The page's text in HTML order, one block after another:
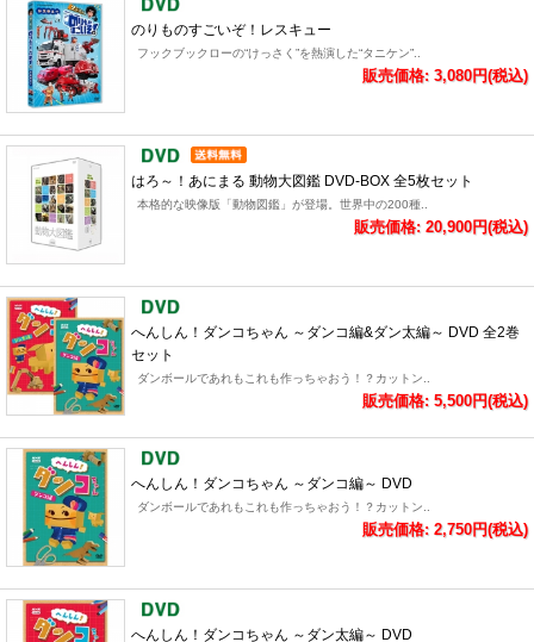
のりものすごいぞ！レスキュー
フックブックローの“けっさく”を熱演した“タニケン”..
販売価格: 3,080円(税込)
はろ～！あにまる 動物大図鑑 DVD-BOX 全5枚セット
本格的な映像版「動物図鑑」が登場。世界中の200種..
販売価格: 20,900円(税込)
へんしん！ダンコちゃん ～ダンコ編&ダン太編～ DVD 全2巻
セット
ダンボールであれもこれも作っちゃおう！？カットン..
販売価格: 5,500円(税込)
へんしん！ダンコちゃん ～ダンコ編～ DVD
ダンボールであれもこれも作っちゃおう！？カットン..
販売価格: 2,750円(税込)
へんしん！ダンコちゃん ～ダン太編～ DVD